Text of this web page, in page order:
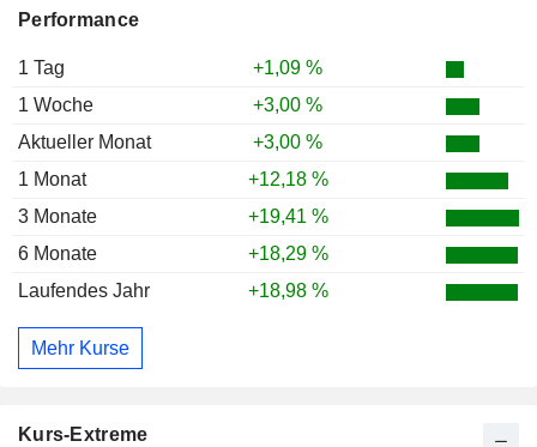
Performance
1 Tag
+1,09 %
1 Woche
+3,00 %
Aktueller Monat
+3,00 %
1 Monat
+12,18 %
3 Monate
+19,41 %
6 Monate
+18,29 %
Laufendes Jahr
+18,98 %
Mehr Kurse
Kurs-Extreme